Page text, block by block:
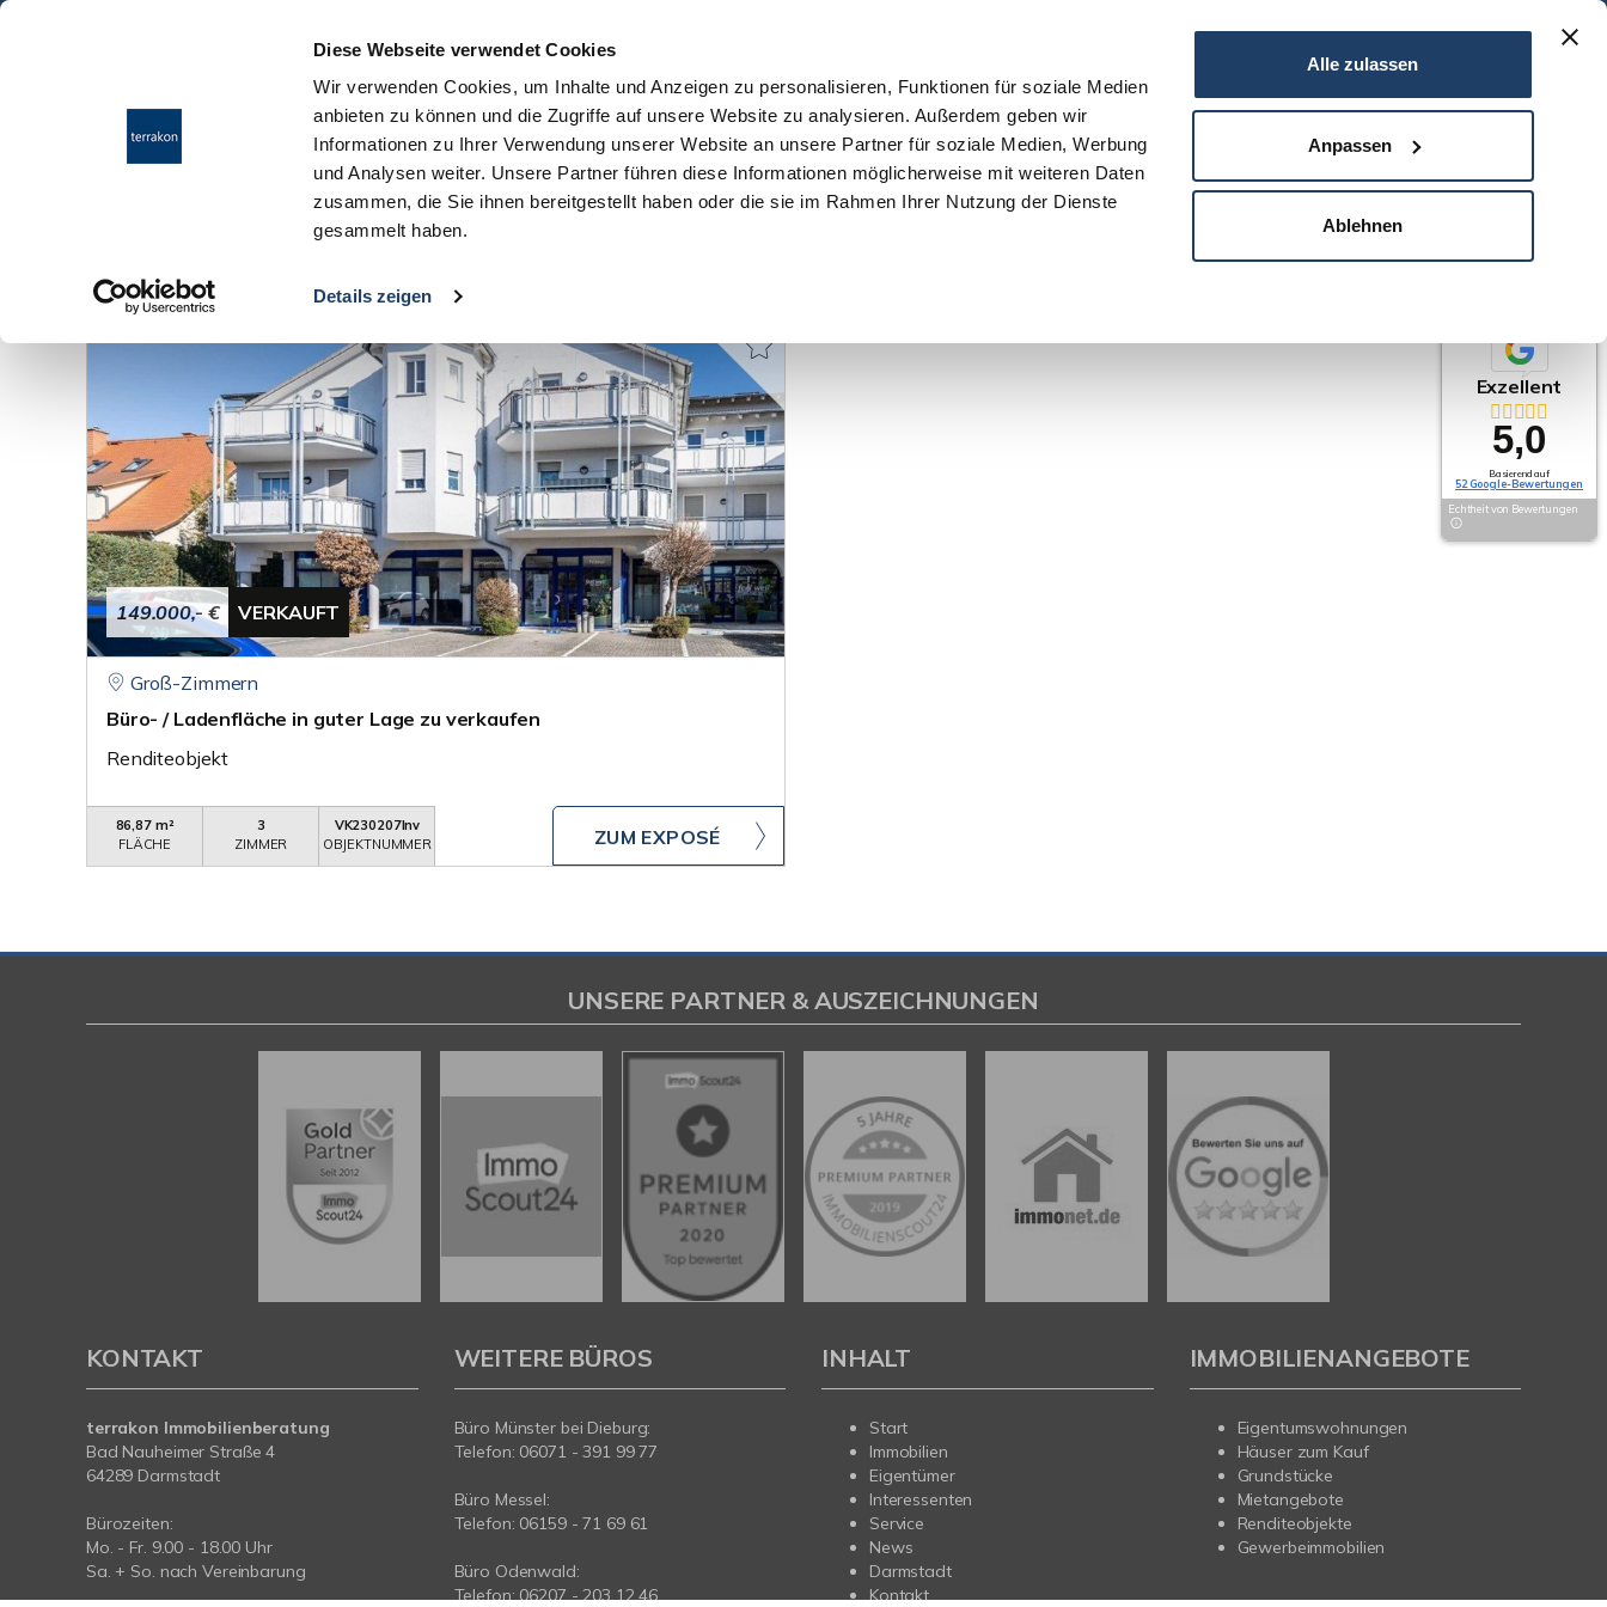
Diese Webseite verwendet Cookies
Wir verwenden Cookies, um Inhalte und Anzeigen zu personalisieren, Funktionen für soziale Medien
anbieten zu können und die Zugriffe auf unsere Website zu analysieren. Außerdem geben wir
Informationen zu Ihrer Verwendung unserer Website an unsere Partner für soziale Medien, Werbung
und Analysen weiter. Unsere Partner führen diese Informationen möglicherweise mit weiteren Daten
zusammen, die Sie ihnen bereitgestellt haben oder die sie im Rahmen Ihrer Nutzung der Dienste
gesammelt haben.
Details zeigen
Alle zulassen
Anpassen
Ablehnen
START IMMOBILIEN EIGENTÜMER INTERESSENTEN
149.000,- € VERKAUFT
Groß-Zimmern
Büro- / Ladenfläche in guter Lage zu verkaufen
Renditeobjekt
86,87 m²
FLÄCHE
3
ZIMMER
VK230207Inv
OBJEKTNUMMER
ZUM EXPOSÉ
Exzellent
5,0
Basierend auf
52 Google-Bewertungen
Echtheit von Bewertungen
UNSERE PARTNER & AUSZEICHNUNGEN
KONTAKT
terrakon Immobilienberatung
Bad Nauheimer Straße 4
64289 Darmstadt
Bürozeiten:
Mo. - Fr. 9.00 - 18.00 Uhr
Sa. + So. nach Vereinbarung
WEITERE BÜROS
Büro Münster bei Dieburg:
Telefon: 06071 - 391 99 77
Büro Messel:
Telefon: 06159 - 71 69 61
Büro Odenwald:
Telefon: 06207 - 203 12 46
INHALT
Start
Immobilien
Eigentümer
Interessenten
Service
News
Darmstadt
Kontakt
IMMOBILIENANGEBOTE
Eigentumswohnungen
Häuser zum Kauf
Grundstücke
Mietangebote
Renditeobjekte
Gewerbeimmobilien